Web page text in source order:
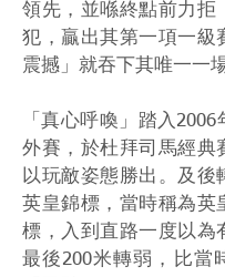
領先，並喺終點前力拒
犯，贏出其第一項一級
震撼」就吞下其唯一一
「真心呼喚」踏入
外賽，於杜拜司馬經典
以玩敵姿態勝出。及後
英皇錦標，當時稱為英
標，入到直路一度以為
最後200米轉弱，比當